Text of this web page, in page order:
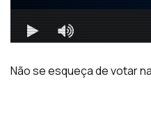
Não se esqueça de votar